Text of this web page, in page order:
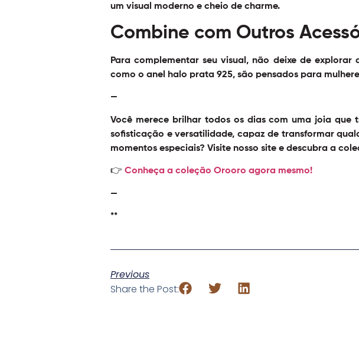
um visual moderno e cheio de charme.
Combine com Outros
Para complementar seu visual, não deixe de explorar
como o anel halo prata 925, são pensados para
—
Você merece brilhar todos os dias com uma joia que
sofisticação e versatilidade, capaz de transformar
momentos especiais? Visite nosso site e descubra a
👉 Conheça a coleção Orooro agora mesmo!
—
**
Previous
Share the Post: